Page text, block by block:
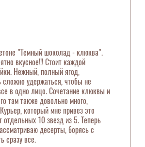
"Темный шоколад - клюква".
вкусное!!! Стоит каждой
Нежный, полный ягод,
удержаться, чтобы не
в одно лицо. Сочетание клюквы и
там также довольно много,
который мне привез это
отдельных 10 звезд из 5. Теперь
десерты, борясь с
сразу все.